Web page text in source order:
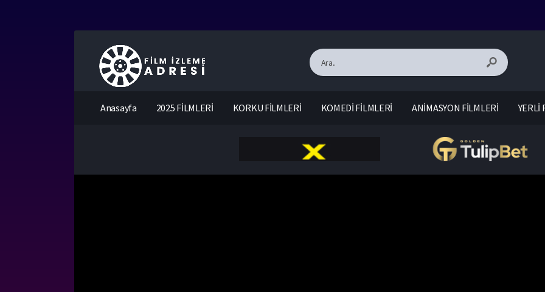
Anasayfa 2025 FİLMLERİ KORKU FİLMLERİ KOMEDİ FİLMLERİ ANİMASYON FİLMLERİ YERLİ